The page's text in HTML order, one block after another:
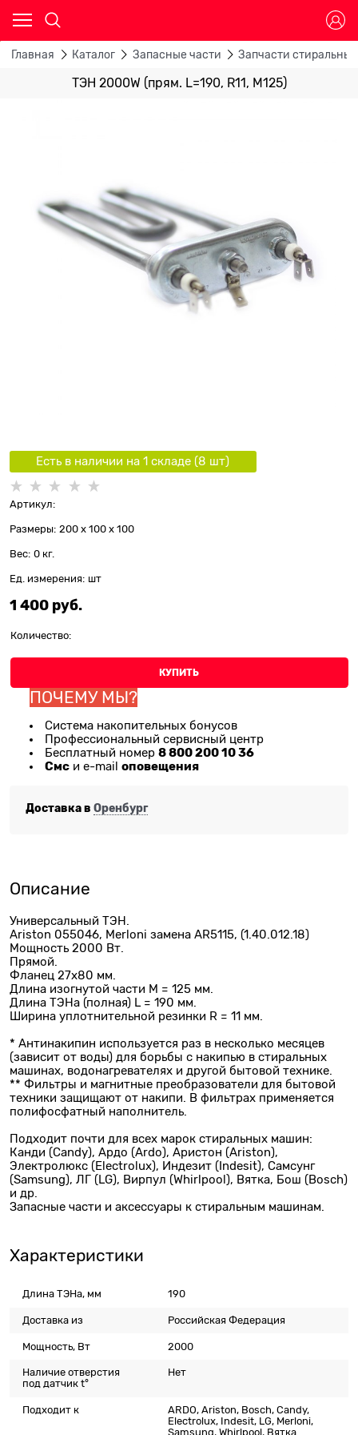
Главная Каталог Запасные части Запчасти
ТЭН 2000W (прям. L=190, R11, M125)
Есть в наличии на 1 складe (8 шт)
Артикул:
Размеры: 200 x 100 x 100
Вес: 0 кг.
Ед. измерения: шт
1 400 руб.
Количество:
КУПИТЬ
ПОЧЕМУ МЫ?
Система накопительных бонусов
Профессиональный сервисный центр
Бесплатный номер 8 800 200 10 36
Смс и e-mail оповещения
Доставка в Оренбург
Описание
Универсальный ТЭН.
Ariston 055046, Merloni замена AR5115, (1.40.012.18)
Мощность 2000 Вт.
Прямой.
Фланец 27х80 мм.
Длина изогнутой части M = 125 мм.
Длина ТЭНа (полная) L = 190 мм.
Ширина уплотнительной резинки R = 11 мм.
* Антинакипин используется раз в несколько месяцев
(зависит от воды) для борьбы с накипью в стиральных
машинах, водонагревателях и другой бытовой технике.
** Фильтры и магнитные преобразователи для бытовой
техники защищают от накипи. В фильтрах применяется
полифосфатный наполнитель.
Подходит почти для всех марок стиральных машин:
Канди (Candy), Ардо (Ardo), Аристон (Ariston),
Электролюкс (Electrolux), Индезит (Indesit), Самсунг
(Samsung), ЛГ (LG), Вирпул (Whirlpool), Вятка, Бош (Bosch)
и др.
Запасные части и аксессуары к стиральным машинам.
Характеристики
Длина ТЭНа, мм 190
Доставка из Российская Федерация
Мощность, Вт 2000
Наличие отверстия
под датчик t°
Нет
Подходит к
ARDO, Ariston, Bosch, Candy,
Electrolux, Indesit, LG, Merloni,
Samsung, Whirlpool, Вятка